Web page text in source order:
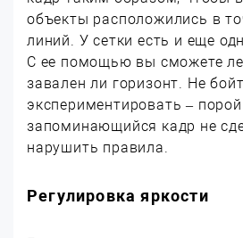
объекты расположились в
линий. У сетки есть и еще
С ее помощью вы сможете
завален ли горизонт. Не
экспериментировать – порой
запоминающийся кадр не
нарушить правила.
Регулировка яркости